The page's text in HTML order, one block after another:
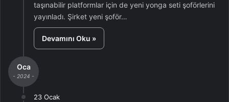
taşınabilir platformlar için de yeni yonga seti şoförlerini
yayınladı. Şirket yeni şoför…
Devamını Oku »
Oca
- 2024 -
23 Ocak